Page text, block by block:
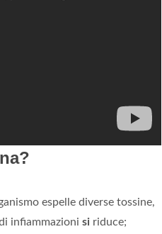
espelle diverse tossine,
infiammazioni si riduce;